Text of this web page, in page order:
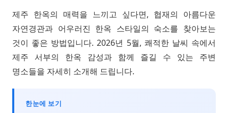
제주 한옥의 매력을 느끼고 싶다면, 협재의 아름다운
자연경관과 어우러진 한옥 스타일의 숙소를 찾아보는
것이 좋은 방법입니다. 2026년 5월, 쾌적한 날씨 속에서
제주 서부의 한옥 감성과 함께 즐길 수 있는 주변
명소들을 자세히 소개해 드립니다.
한눈에 보기